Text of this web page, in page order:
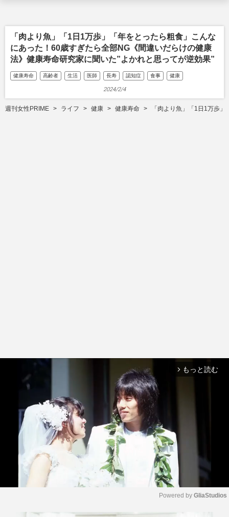
「肉より魚」「1日1万歩」「年をとったら粗食」こんな
にあった！60歳すぎたら全部NG《間違いだらけの健康
法》健康寿命研究家に聞いた”よかれと思ってが逆効果”
健康寿命 高齢者 生活 医師 長寿 認知症 食事 健康
2024/2/4
週刊女性PRIME ライフ 健康 健康寿命 「肉より魚」「1日1万歩
arrow_forward_ios もっと読む
Powered by GliaStudios